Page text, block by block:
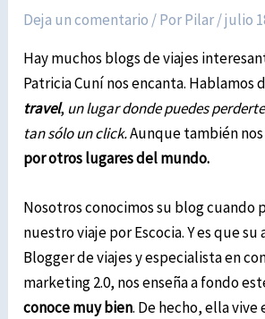
Deja un comentario / PorPilar/julio
Hay muchos blogs de viajes
Patricia Cuní nos encanta. Hablamos
travel, un lugar donde puedes
tan sólo un click.Aunque también
por otros lugares del mundo.
Nosotros conocimos su blog cuando
nuestro viaje por Escocia. Y es que
Blogger de viajes y especialista en
marketing 2.0, nos enseña a fondo
conoce muy bien. De hecho, ella vive